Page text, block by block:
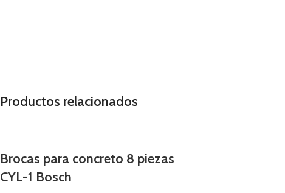
Productos relacionados
Brocas para concreto 8 piezas
CYL-1 Bosch